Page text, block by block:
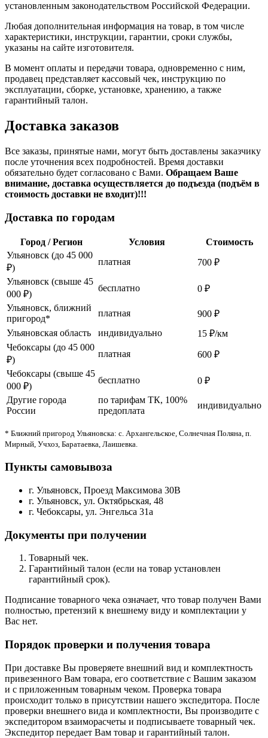
установленным законодательством Российской Федерации.
Любая дополнительная информация на товар, в том числе
характеристики, инструкции, гарантии, сроки службы,
указаны на сайте изготовителя.
В момент оплаты и передачи товара, одновременно с ним,
продавец представляет кассовый чек, инструкцию по
эксплуатации, сборке, установке, хранению, а также
гарантийный талон.
Доставка заказов
Все заказы, принятые нами, могут быть доставлены заказчику
после уточнения всех подробностей. Время доставки
обязательно будет согласовано с Вами. Обращаем Ваше
внимание, доставка осуществляется до подъезда (подъём в
стоимость доставки не входит)!!!
Доставка по городам
Город / Регион Условия
Стоимость
Ульяновск (до 45 000
₽)
платная
700 ₽
Ульяновск (свыше 45
000 ₽)
бесплатно
0 ₽
Ульяновск, ближний
пригород*
платная
900 ₽
Ульяновская область
индивидуально
15 ₽/км
Чебоксары (до 45 000
₽)
платная
600 ₽
Чебоксары (свыше 45
000 ₽)
бесплатно
0 ₽
Другие города
России
по тарифам ТК, 100%
предоплата
индивидуально
* Ближний пригород Ульяновска: с. Архангельское, Солнечная Поляна, п.
Мирный, Учхоз, Баратаевка, Лаишевка.
Пункты самовывоза
г. Ульяновск, Проезд Максимова 30В
г. Ульяновск, ул. Октябрьская, 48
г. Чебоксары, ул. Энгельса 31а
Документы при получении
Товарный чек.
Гарантийный талон (если на товар установлен
гарантийный срок).
Подписание товарного чека означает, что товар получен Вами
полностью, претензий к внешнему виду и комплектации у
Вас нет.
Порядок проверки и получения товара
При доставке Вы проверяете внешний вид и комплектность
привезенного Вам товара, его соответствие с Вашим заказом
и с приложенным товарным чеком. Проверка товара
происходит только в присутствии нашего экспедитора. После
проверки внешнего вида и комплектности, Вы производите с
экспедитором взаиморасчеты и подписываете товарный чек.
Экспедитор передает Вам товар и гарантийный талон.